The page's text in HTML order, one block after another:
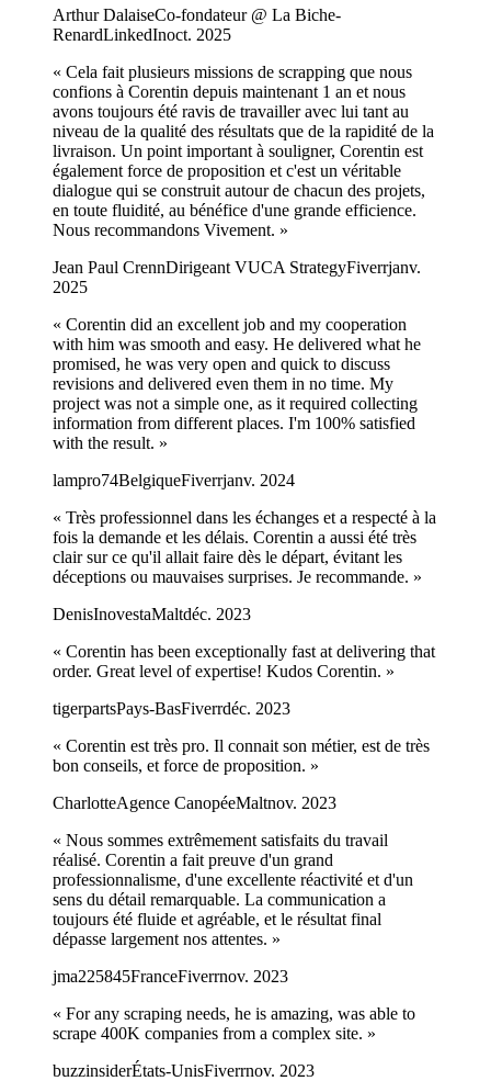
Arthur DalaiseCo-fondateur @ La Biche-
RenardLinkedInoct. 2025
« Cela fait plusieurs missions de scrapping que nous
confions à Corentin depuis maintenant 1 an et nous
avons toujours été ravis de travailler avec lui tant au
niveau de la qualité des résultats que de la rapidité de la
livraison. Un point important à souligner, Corentin est
également force de proposition et c'est un véritable
dialogue qui se construit autour de chacun des projets,
en toute fluidité, au bénéfice d'une grande efficience.
Nous recommandons Vivement. »
Jean Paul CrennDirigeant VUCA StrategyFiverrjanv.
2025
« Corentin did an excellent job and my cooperation
with him was smooth and easy. He delivered what he
promised, he was very open and quick to discuss
revisions and delivered even them in no time. My
project was not a simple one, as it required collecting
information from different places. I'm 100% satisfied
with the result. »
lampro74BelgiqueFiverrjanv. 2024
« Très professionnel dans les échanges et a respecté à la
fois la demande et les délais. Corentin a aussi été très
clair sur ce qu'il allait faire dès le départ, évitant les
déceptions ou mauvaises surprises. Je recommande. »
DenisInovestaMaltdéc. 2023
« Corentin has been exceptionally fast at delivering that
order. Great level of expertise! Kudos Corentin. »
tigerpartsPays-BasFiverrdéc. 2023
« Corentin est très pro. Il connait son métier, est de très
bon conseils, et force de proposition. »
CharlotteAgence CanopéeMaltnov. 2023
« Nous sommes extrêmement satisfaits du travail
réalisé. Corentin a fait preuve d'un grand
professionnalisme, d'une excellente réactivité et d'un
sens du détail remarquable. La communication a
toujours été fluide et agréable, et le résultat final
dépasse largement nos attentes. »
jma225845FranceFiverrnov. 2023
« For any scraping needs, he is amazing, was able to
scrape 400K companies from a complex site. »
buzzinsiderÉtats-UnisFiverrnov. 2023